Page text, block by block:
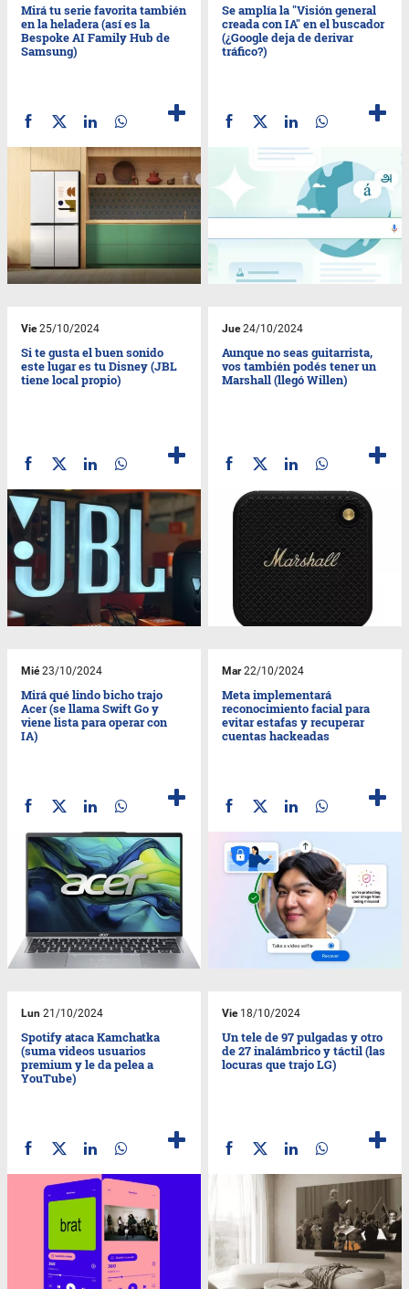
Mirá tu serie favorita también
en la heladera (así es la
Bespoke AI Family Hub de
Samsung)
Se amplía la "Visión general
creada con IA" en el buscador
(¿Google deja de derivar
tráfico?)
Vie25/10/2024
Si te gusta el buen sonido
este lugar es tu Disney (JBL
tiene local propio)
Jue24/10/2024
Aunque no seas guitarrista,
vos también podés tener un
Marshall (llegó Willen)
Mié23/10/2024
Mirá qué lindo bicho trajo
Acer (se llama Swift Go y
viene lista para operar con
IA)
Mar22/10/2024
Meta implementará
reconocimiento facial para
evitar estafas y recuperar
cuentas hackeadas
Lun 21/10/2024
Spotify ataca Kamchatka
(suma videos usuarios
premium y le da pelea a
YouTube)
Vie18/10/2024
Un tele de 97 pulgadas y otro
de 27 inalámbrico y táctil (las
locuras que trajo LG)